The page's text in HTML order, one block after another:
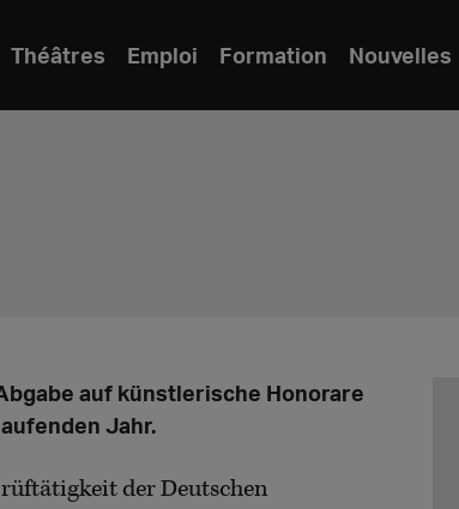
Théâtres Emploi Formation Nouvelles
auf künstlerische Honorare
Jahr.
der Deutschen